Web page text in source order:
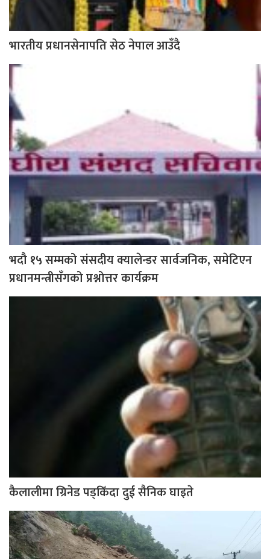
भारतीय प्रधानसेनापति सेठ नेपाल आउँदै
भदौ १५ सम्मको संसदीय क्यालेन्डर सार्वजनिक, समेटिएन
प्रधानमन्त्रीसँगको प्रश्नोत्तर कार्यक्रम
कैलालीमा ग्रिनेड पड्किँदा दुई सैनिक घाइते